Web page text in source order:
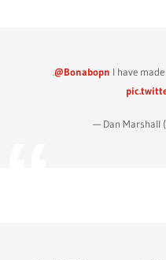
.@Bonabopn I have
— Dan Marshall